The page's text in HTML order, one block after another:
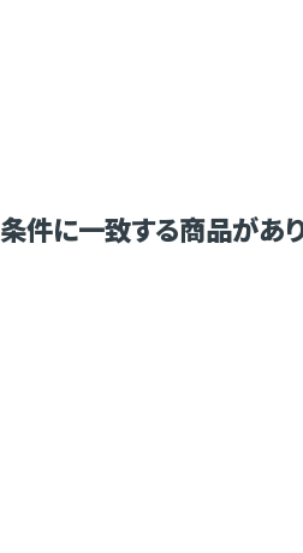
条件に一致する商品があ